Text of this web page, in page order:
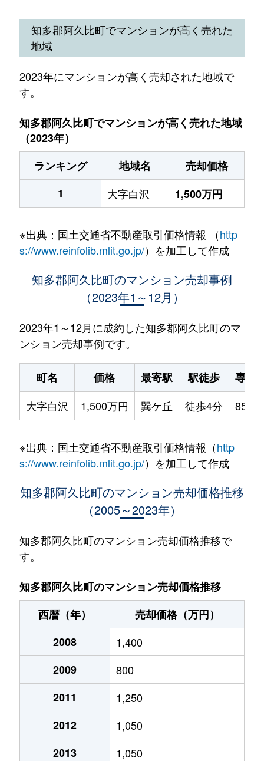
知多郡阿久比町でマンションが高く売れた
地域
2023年にマンションが高く売却された地域で
す。
知多郡阿久比町でマンションが高く売れた地域
（2023年）
ランキング
地域名
売却価格
1
大字白沢 1,500万円
※出典：国土交通省不動産取引価格情報 （http
s://www.reinfolib.mlit.go.jp/）を加工して作成
知多郡阿久比町のマンション売却事例
（2023年1～12月）
2023年1～12月に成約した知多郡阿久比町のマ
ンション売却事例です。
町名 価格 最寄駅 駅徒歩
専有
大字白沢
1,500万円 巽ケ丘 徒歩4分 85m²
※出典：国土交通省不動産取引価格情報（http
s://www.reinfolib.mlit.go.jp/）を加工して作成
知多郡阿久比町のマンション売却価格推移
（2005～2023年）
知多郡阿久比町のマンション売却価格推移で
す。
知多郡阿久比町のマンション売却価格推移
西暦（年）
売却価格（万円）
2008
1,400
2009
800
2011
1,250
2012
1,050
2013
1,050